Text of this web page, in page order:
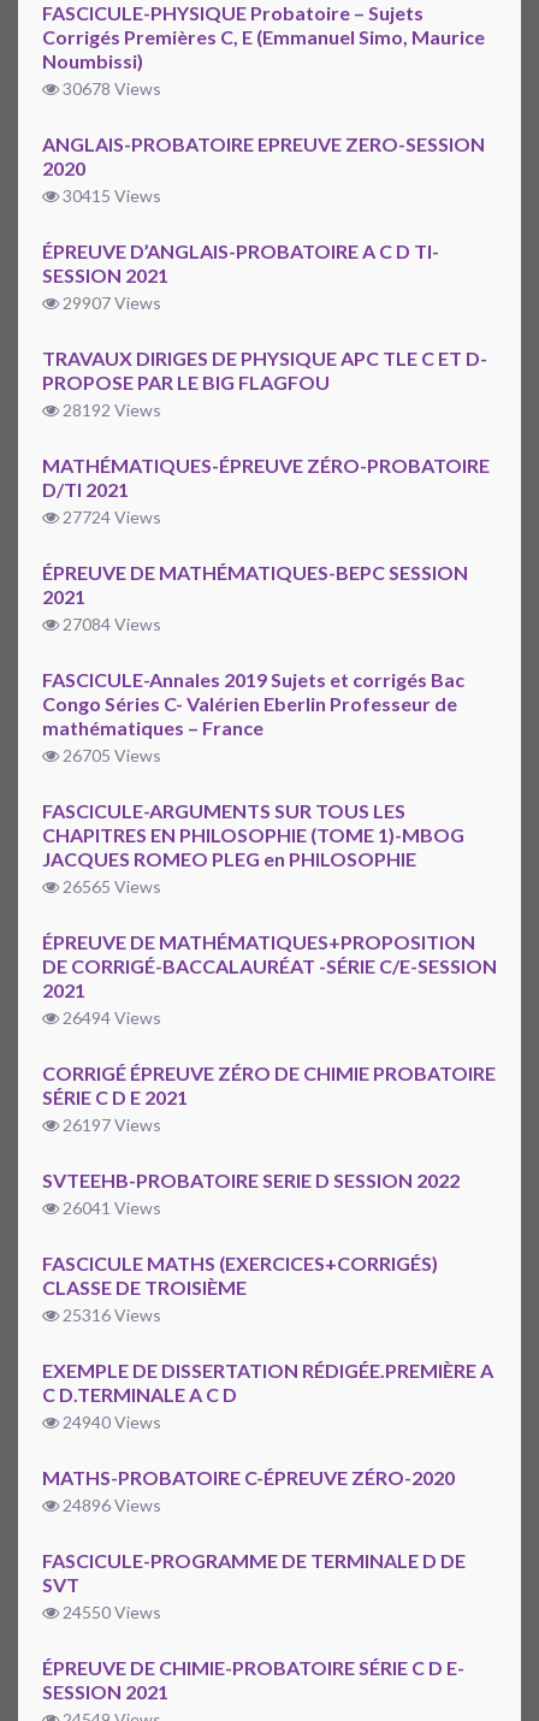
FASCICULE-PHYSIQUE Probatoire – Sujets
Corrigés Premières C, E (Emmanuel Simo, Maurice
Noumbissi)
30678 Views
ANGLAIS-PROBATOIRE EPREUVE ZERO-SESSION
2020
30415 Views
ÉPREUVE D’ANGLAIS-PROBATOIRE A C D TI-
SESSION 2021
29907 Views
TRAVAUX DIRIGES DE PHYSIQUE APC TLE C ET D-
PROPOSE PAR LE BIG FLAGFOU
28192 Views
MATHÉMATIQUES-ÉPREUVE ZÉRO-PROBATOIRE
D/TI 2021
27724 Views
ÉPREUVE DE MATHÉMATIQUES-BEPC SESSION
2021
27084 Views
FASCICULE-Annales 2019 Sujets et corrigés Bac
Congo Séries C- Valérien Eberlin Professeur de
mathématiques – France
26705 Views
FASCICULE-ARGUMENTS SUR TOUS LES
CHAPITRES EN PHILOSOPHIE (TOME 1)-MBOG
JACQUES ROMEO PLEG en PHILOSOPHIE
26565 Views
ÉPREUVE DE MATHÉMATIQUES+PROPOSITION
DE CORRIGÉ-BACCALAURÉAT -SÉRIE C/E-SESSION
2021
26494 Views
CORRIGÉ ÉPREUVE ZÉRO DE CHIMIE PROBATOIRE
SÉRIE C D E 2021
26197 Views
SVTEEHB-PROBATOIRE SERIE D SESSION 2022
26041 Views
FASCICULE MATHS (EXERCICES+CORRIGÉS)
CLASSE DE TROISIÈME
25316 Views
EXEMPLE DE DISSERTATION RÉDIGÉE.PREMIÈRE A
C D.TERMINALE A C D
24940 Views
MATHS-PROBATOIRE C-ÉPREUVE ZÉRO-2020
24896 Views
FASCICULE-PROGRAMME DE TERMINALE D DE
SVT
24550 Views
ÉPREUVE DE CHIMIE-PROBATOIRE SÉRIE C D E-
SESSION 2021